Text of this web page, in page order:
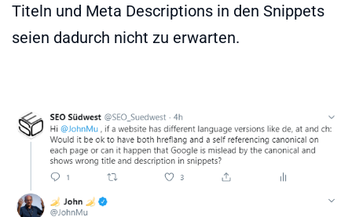
Titeln und Meta Descriptions in den Snippets
seien dadurch nicht zu erwarten.